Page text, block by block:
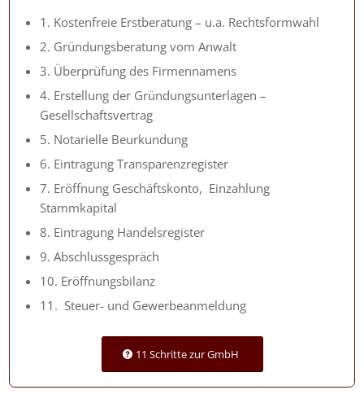
1. Kostenfreie Erstberatung – u.a. Rechtsformwahl
2. Gründungsberatung vom Anwalt
3. Überprüfung des Firmennamens
4. Erstellung der Gründungsunterlagen –
Gesellschaftsvertrag
5. Notarielle Beurkundung
6. Eintragung Transparenzregister
7. Eröffnung Geschäftskonto, Einzahlung
Stammkapital
8. Eintragung Handelsregister
9. Abschlussgespräch
10. Eröffnungsbilanz
11. Steuer- und Gewerbeanmeldung
11 Schritte zur GmbH